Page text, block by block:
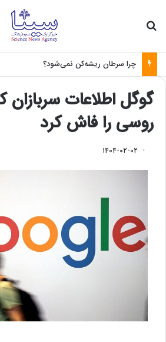
چرا سرطان ریشه‌کن نمی‌شود؟
گوگل اطلاعات
روسی را فاش کرد
۱۴۰۴-۰۲-۰۲